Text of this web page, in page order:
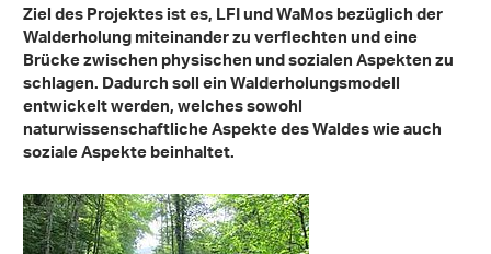
Ziel des Projektes ist es, LFI und WaMos bezüglich der
Walderholung miteinander zu verflechten und eine
Brücke zwischen physischen und sozialen Aspekten zu
schlagen. Dadurch soll ein Walderholungsmodell
entwickelt werden, welches sowohl
naturwissenschaftliche Aspekte des Waldes wie auch
soziale Aspekte beinhaltet.